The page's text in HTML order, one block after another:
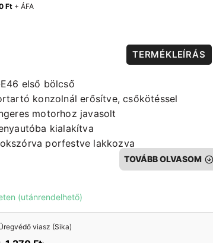
Ft+ ÁFA
TERMÉKLEÍRÁS
első bölcső
konzolnál erősítve, csőkötéssel
motorhoz javasolt
kialakítva
porfestve lakkozva
TOVÁBB OLVASOM
(utánrendelhető)
viasz (Sika)